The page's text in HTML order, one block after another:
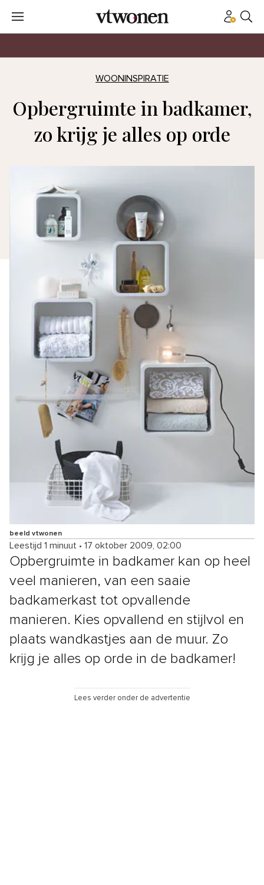
WOONINSPIRATIE
Opbergruimte in badkamer,
zo krijg je alles op orde
beeld vtwonen
Leestijd 1 minuut • 17 oktober 2009, 02:00
Opbergruimte in badkamer kan op heel
veel manieren, van een saaie
badkamerkast tot opvallende
manieren. Kies opvallend en stijlvol en
plaats wandkastjes aan de muur. Zo
krijg je alles op orde in de badkamer!
Lees verder onder de advertentie